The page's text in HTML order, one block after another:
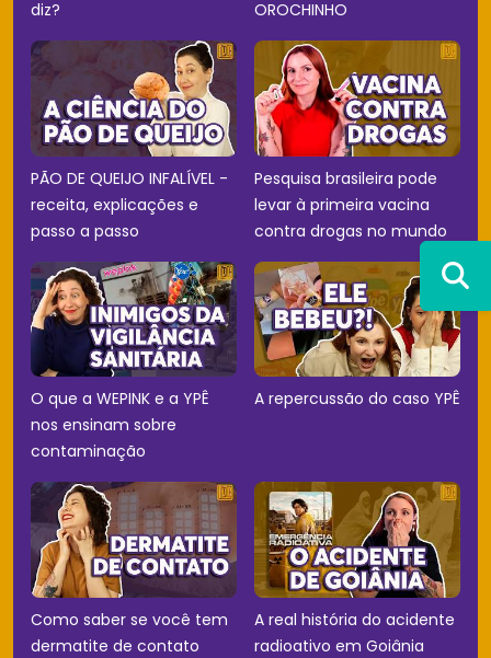
diz? OROCHINHO
PÃO DE QUEIJO INFALÍVEL -
receita, explicações e
passo a passo
Pesquisa brasileira pode
levar à primeira vacina
contra drogas no mundo
O que a WEPINK e a YPÊ
nos ensinam sobre
contaminação
A repercussão do caso YPÊ
Como saber se você tem
dermatite de contato
A real história do acidente
radioativo em Goiânia